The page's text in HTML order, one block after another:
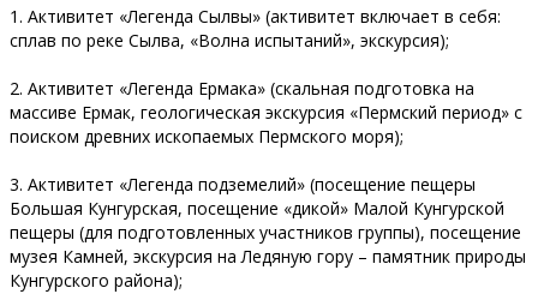
1. Активитет «Легенда Сылвы» (активитет включает в себя:
сплав по реке Сылва, «Волна испытаний», экскурсия);
2. Активитет «Легенда Ермака» (скальная подготовка на
массиве Ермак, геологическая экскурсия «Пермский период» с
поиском древних ископаемых Пермского моря);
3. Активитет «Легенда подземелий» (посещение пещеры
Большая Кунгурская, посещение «дикой» Малой Кунгурской
пещеры (для подготовленных участников группы), посещение
музея Камней, экскурсия на Ледяную гору – памятник природы
Кунгурского района);